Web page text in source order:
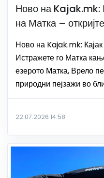
Ново на Kajak.mk:
на Матка –
Ново на Kajak.mk:
Истражете го Матка
езерото Матка, Врело
природни пејзажи во
22.07.2026 14:58